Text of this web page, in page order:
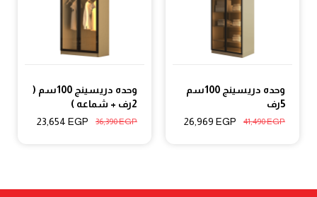
وحده دريسينج 100سم
5رف
41,490EGP
26,969 EGP
وحده دريسينج 100سم (
2رف + شماعه )
36,390EGP
23,654 EGP